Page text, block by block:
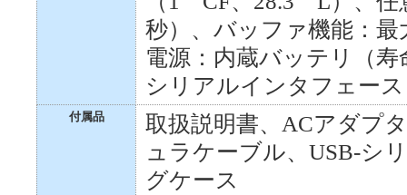
秒）、バッファ機能：
電源：内蔵バッテリ（
シリアルインタフェース
付属品
取扱説明書、ACアダプ
ュラケーブル、USB-シ
グケース